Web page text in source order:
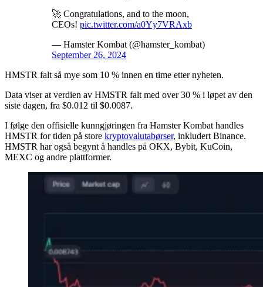
🚀 Congratulations, and to the moon,
CEOs! pic.twitter.com/a0Yy7VRAxb
— Hamster Kombat (@hamster_kombat)
September 26, 2024
HMSTR falt så mye som 10 % innen en time etter nyheten.
Data viser at verdien av HMSTR falt med over 30 % i løpet av den
siste dagen, fra $0.012 til $0.0087.
I følge den offisielle kunngjøringen fra Hamster Kombat handles
HMSTR for tiden på store kryptovalutabørser, inkludert Binance.
HMSTR har også begynt å handles på OKX, Bybit, KuCoin,
MEXC og andre plattformer.